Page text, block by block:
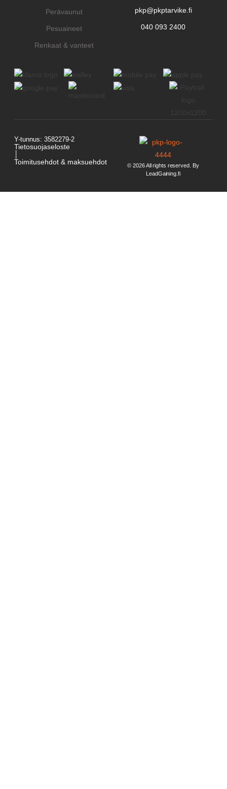
Perävaunut
Pesuaineet
Renkaat & vanteet
pkp@pkptarvike.fi
040 093 2400
© 2026 All rights reserved. By
LeadGaining.fi
Y-tunnus: 3582279-2
Tietosuojaseloste
Toimitusehdot & maksuehdot